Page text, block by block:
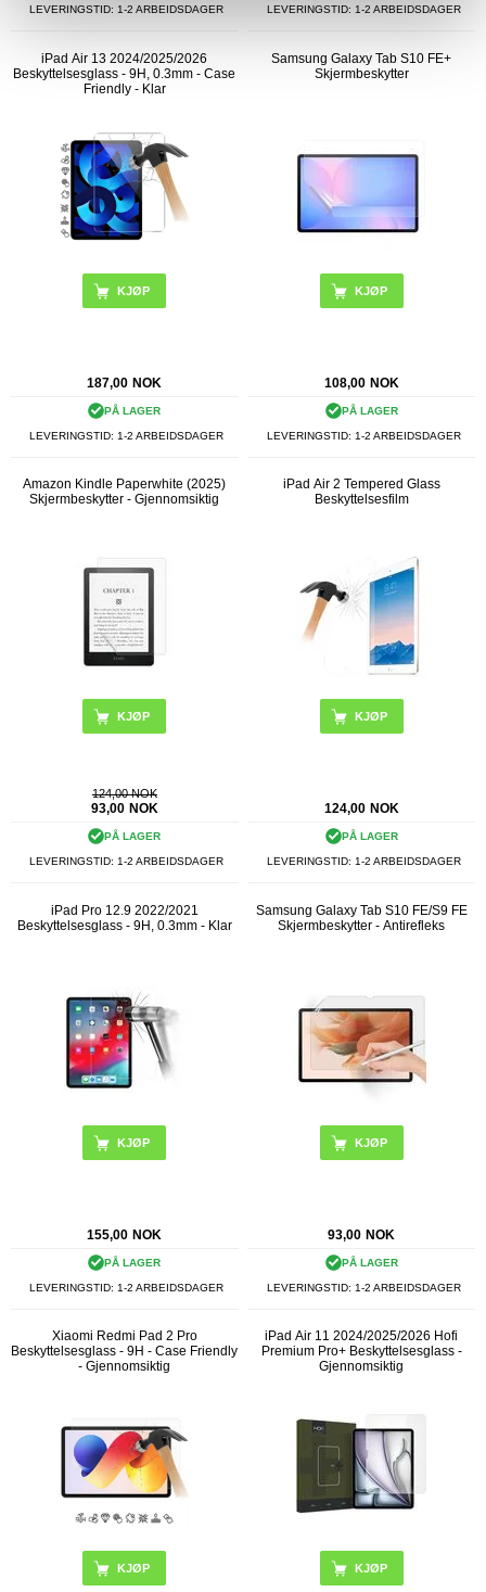
LEVERINGSTID: 1-2 ARBEIDSDAGER LEVERINGSTID: 1-2 ARBEIDSDAGER
iPad Air 13 2024/2025/2026
Beskyttelsesglass - 9H, 0.3mm - Case
Friendly - Klar
187,00 NOK
PÅ LAGER
LEVERINGSTID: 1-2 ARBEIDSDAGER
Samsung Galaxy Tab S10 FE+
Skjermbeskytter
KJØP
108,00 NOK
PÅ LAGER
LEVERINGSTID: 1-2 ARBEIDSDAGER
Amazon Kindle Paperwhite (2025)
Skjermbeskytter - Gjennomsiktig
124,00 NOK
93,00 NOK
PÅ LAGER
LEVERINGSTID: 1-2 ARBEIDSDAGER
iPad Air 2 Tempered Glass
Beskyttelsesfilm
124,00 NOK
PÅ LAGER
LEVERINGSTID: 1-2 ARBEIDSDAGER
iPad Pro 12.9 2022/2021
Beskyttelsesglass - 9H, 0.3mm - Klar
155,00 NOK
PÅ LAGER
LEVERINGSTID: 1-2 ARBEIDSDAGER
Samsung Galaxy Tab S10 FE/S9 FE
Skjermbeskytter - Antirefleks
93,00 NOK
PÅ LAGER
LEVERINGSTID: 1-2 ARBEIDSDAGER
Xiaomi Redmi Pad 2 Pro
Beskyttelsesglass - 9H - Case Friendly
- Gjennomsiktig
iPad Air 11 2024/2025/2026 Hofi
Premium Pro+ Beskyttelsesglass -
Gjennomsiktig